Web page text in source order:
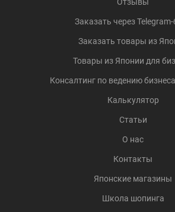
Отзывы
Заказать через
Заказать товары из
Товары из Японии для
Консалтинг по ведению
Калькулятор
Статьи
О нас
Контакты
Японские магазины
Школа шопинга